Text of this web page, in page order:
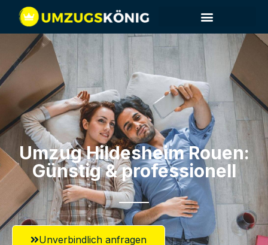
Umzug Hildesheim​ Rouen:
Günstig & professionell​
Unverbindlich anfragen